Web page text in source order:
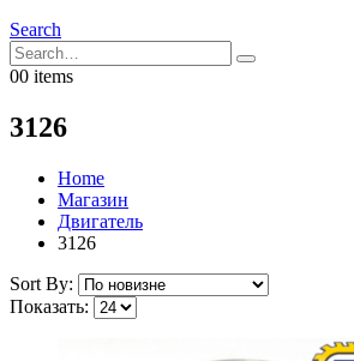
Search
00 items
3126
Home
Магазин
Двигатель
3126
Sort By:
Показать: